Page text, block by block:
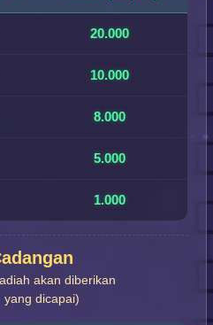
20.000
10.000
8.000
5.000
1.000
akan diberikan
dicapai)